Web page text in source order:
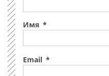
Имя *
Email *